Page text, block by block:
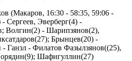
(Макаров, 16:30 - 58:35, 59:06 -
Сергеев, Эверберг(4) -
Волгин(2) - Шарипзянов(2),
Брынцев(20) -
Ганзл - Филатов Фазылзянов((25),
Шафигуллин(27)